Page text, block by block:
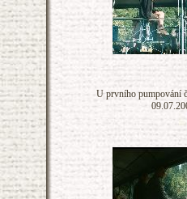
U prvního pumpování